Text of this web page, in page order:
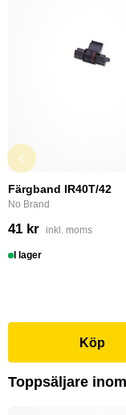
Färgband IR40T/42
No Brand
41 kr inkl. moms
I lager
Köp
Toppsäljare